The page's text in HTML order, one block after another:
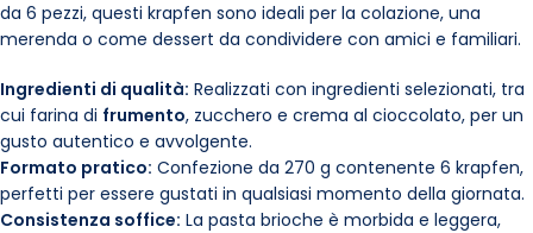
da 6 pezzi, questi krapfen sono ideali per la colazione, una
merenda o come dessert da condividere con amici e familiari.
Ingredienti di qualità: Realizzati con ingredienti selezionati, tra
cui farina di frumento, zucchero e crema al cioccolato, per un
gusto autentico e avvolgente.
Formato pratico: Confezione da 270 g contenente 6 krapfen,
perfetti per essere gustati in qualsiasi momento della giornata.
Consistenza soffice: La pasta brioche è morbida e leggera,